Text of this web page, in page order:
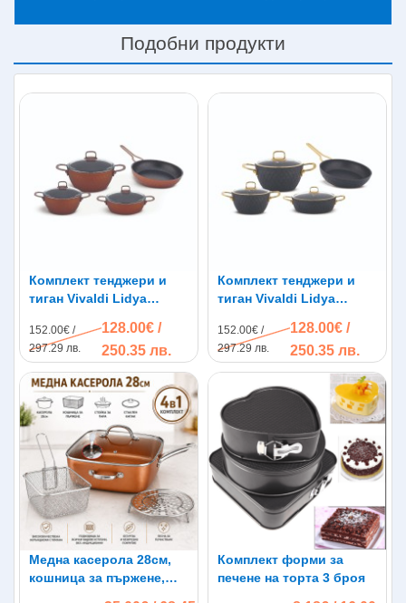
Подобни продукти
Комплект тенджери и
тиган Vivaldi Lidya
152.00€ /
297.29 лв.
128.00€ /
250.35 лв.
Комплект тенджери и
тиган Vivaldi Lidya
части
152.00€ /
297.29 лв.
128.00€ /
250.35 лв.
Медна касерола 28см,
кошница за пържене,
Комплект форми за
печене на торта 3 броя